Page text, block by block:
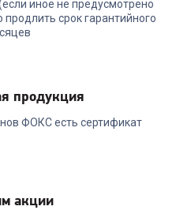
иное не предусмотрено
срок гарантийного
продукция
ФОКС есть сертификат
акции